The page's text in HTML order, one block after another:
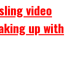
video
up with